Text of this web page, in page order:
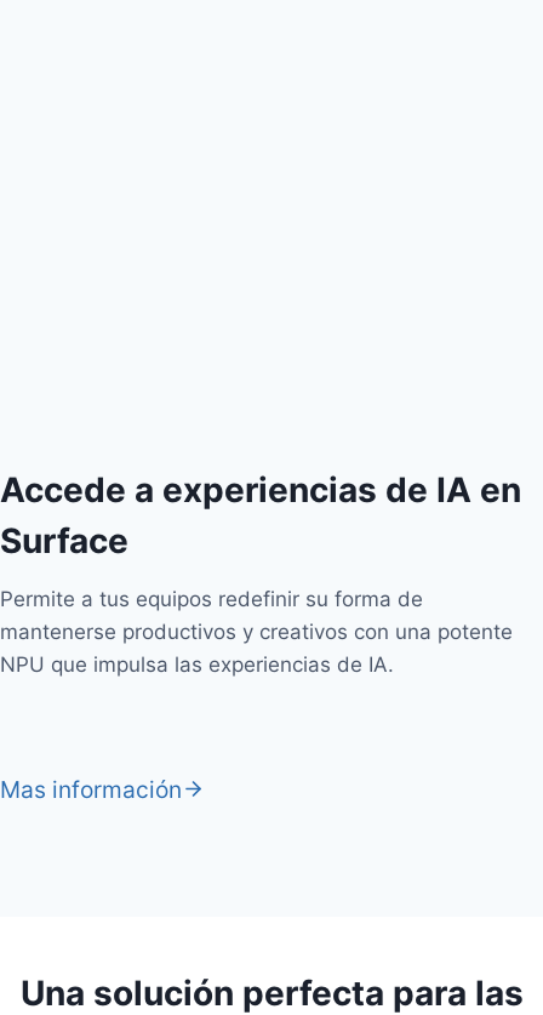
Accede a experiencias de IA en
Surface
Permite a tus equipos redefinir su forma de
mantenerse productivos y creativos con una potente
NPU que impulsa las experiencias de IA.
Mas información
Una solución perfecta para las